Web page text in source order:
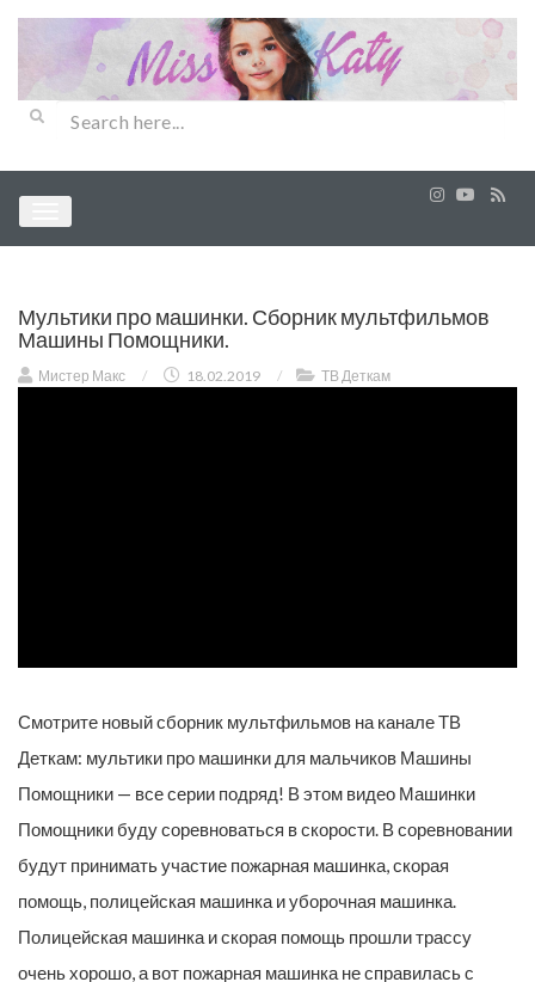
Мультики про машинки. Сборник мультфильмов
Машины Помощники.
Мистер Макс / 18.02.2019 / ТВ Деткам
Смотрите новый сборник мультфильмов на канале ТВ
Деткам: мультики про машинки для мальчиков Машины
Помощники — все серии подряд! В этом видео Машинки
Помощники буду соревноваться в скорости. В соревновании
будут принимать участие пожарная машинка, скорая
помощь, полицейская машинка и уборочная машинка.
Полицейская машинка и скорая помощь прошли трассу
очень хорошо, а вот пожарная машинка не справилась с